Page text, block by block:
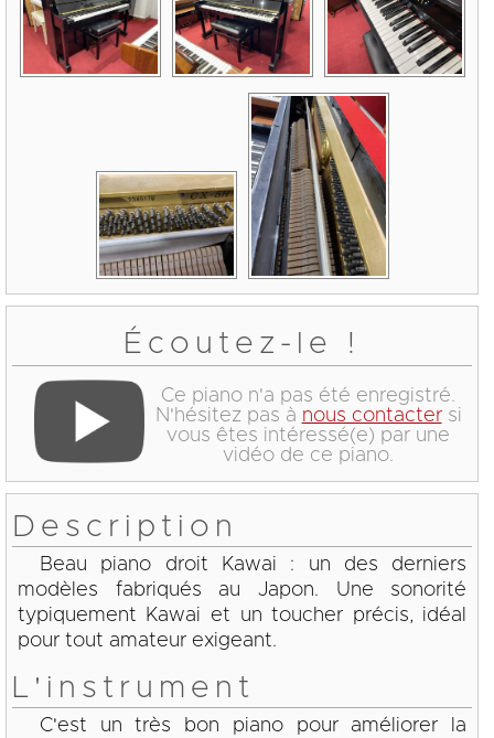
Écoutez-le !
Ce piano n'a pas été enregistré.
N'hésitez pas à nous contactersi
vous êtes intéressé(e) par une
vidéo de ce piano.
Description
Beau piano droit Kawai : un des derniers
modèles fabriqués au Japon. Une sonorité
typiquement Kawai et un toucher précis, idéal
pour tout amateur exigeant.
L'instrument
C'est un très bon piano pour améliorer la